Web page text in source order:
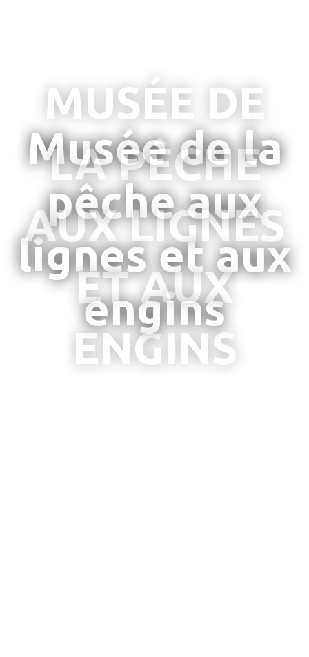
Musée de la
pêche aux
lignes et aux
engins